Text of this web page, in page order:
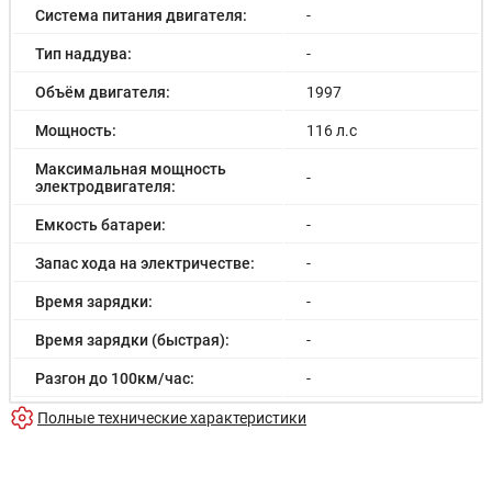
Система питания двигателя: -
Тип наддува: -
Объём двигателя: 1997
Мощность: 116 л.с
Максимальная мощность
электродвигателя:
-
Емкость батареи: -
Запас хода на электричестве: -
Время зарядки: -
Время зарядки (быстрая): -
Разгон до 100км/час: -
Максимальная скорость:
Полные технические характеристики